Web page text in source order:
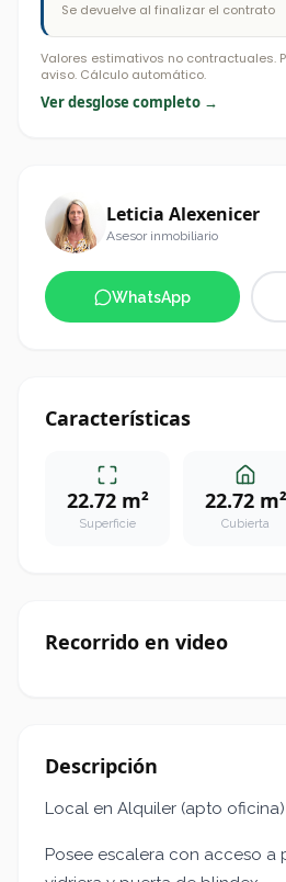
Se devuelve al finalizar el contrato
Valores estimativos no contractuales.
aviso. Cálculo automático.
Ver desglose completo →
Leticia Alexenicer
Asesor inmobiliario
WhatsApp
Características
22.72 m²
Superficie
22.72 m²
Cubierta
Recorrido en video
Descripción
Local en Alquiler (apto oficina)
Posee escalera con acceso a